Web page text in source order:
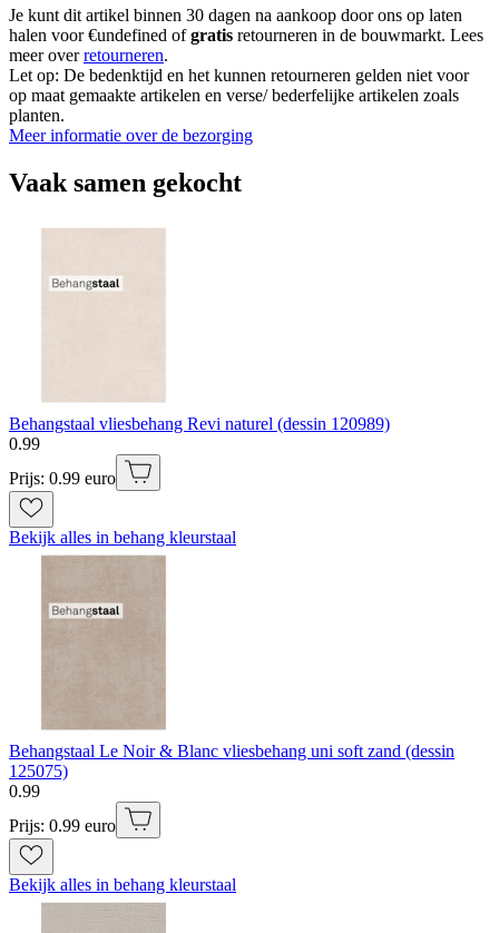
Je kunt dit artikel binnen 30 dagen na aankoop door ons op laten
halen voor €undefined ofgratis retourneren in de bouwmarkt. Lees
meer overretourneren.
Let op: De bedenktijd en het kunnen retourneren gelden niet voor
op maat gemaakte artikelen en verse/ bederfelijke artikelen zoals
planten.
Meer informatie over de bezorging
Vaak samen gekocht
Behangstaal vliesbehang Revi naturel (dessin 120989)
0.99
Prijs: 0.99 euro
Bekijk alles in behang kleurstaal
Behangstaal Le Noir & Blanc vliesbehang uni soft zand (dessin
125075)
0.99
Prijs: 0.99 euro
Bekijk alles in behang kleurstaal